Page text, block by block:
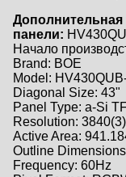
панели:
Начало
Brand: BOE
Model:
Diagonal Size: 43"
Panel Type: a-Si
Resolution:
Active Area:
Outline
Frequency: 60Hz